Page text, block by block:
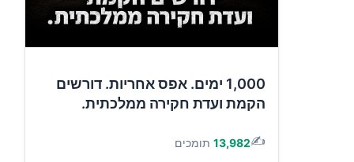
1,000 ימים. אפס אחריות. דורשים
הקמת ועדת חקירה ממלכתית.
✍️
13,982 תומכים